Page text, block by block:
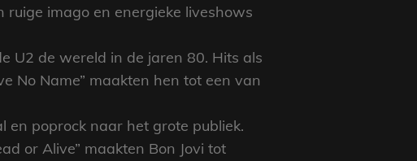
ruige imago en energieke liveshows
U2 de wereld in de jaren 80. Hits als
No Name” maakten hen tot een van
en poprock naar het grote publiek.
or Alive” maakten Bon Jovi tot